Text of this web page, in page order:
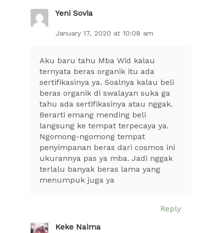
Yeni Sovia
January 17, 2020 at 10:08 am
Aku baru tahu Mba Wid kalau
ternyata beras organik itu ada
sertifikasinya ya. Soalnya kalau beli
beras organik di swalayan suka ga
tahu ada sertifikasinya atau nggak.
Berarti emang mending beli
langsung ke tempat terpecaya ya.
Ngomong-ngomong tempat
penyimpanan beras dari cosmos ini
ukurannya pas ya mba. Jadi nggak
terlalu banyak beras lama yang
menumpuk juga ya
Reply
Keke Naima